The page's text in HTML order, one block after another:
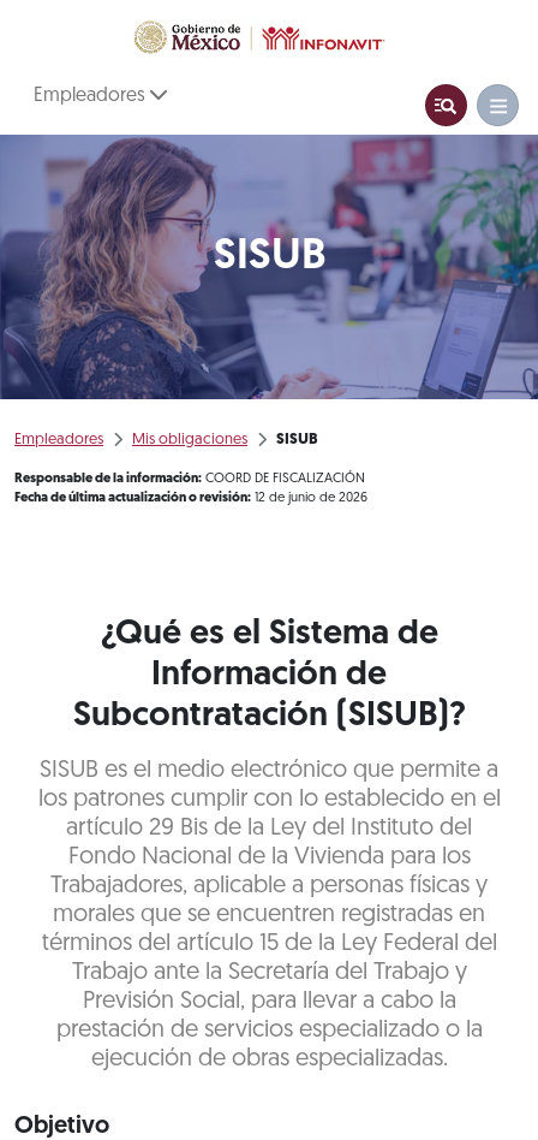
Empleadores
SISUB
Empleadores Mis obligaciones SISUB
Responsable de la información: COORD DE FISCALIZACIÓN
Fecha de última actualización o revisión: 12 de junio de 2026
¿Qué es el Sistema de
Información de
Subcontratación (SISUB)?
SISUB es el medio electrónico que permite a
los patrones cumplir con lo establecido en el
artículo 29 Bis de la Ley del Instituto del
Fondo Nacional de la Vivienda para los
Trabajadores, aplicable a personas físicas y
morales que se encuentren registradas en
términos del artículo 15 de la Ley Federal del
Trabajo ante la Secretaría del Trabajo y
Previsión Social, para llevar a cabo la
prestación de servicios especializado o la
ejecución de obras especializadas.
Objetivo